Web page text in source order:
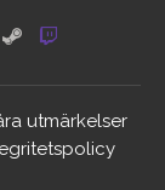
utmärkelser